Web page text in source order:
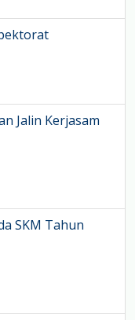
Jalin Kerjasam
SKM Tahun